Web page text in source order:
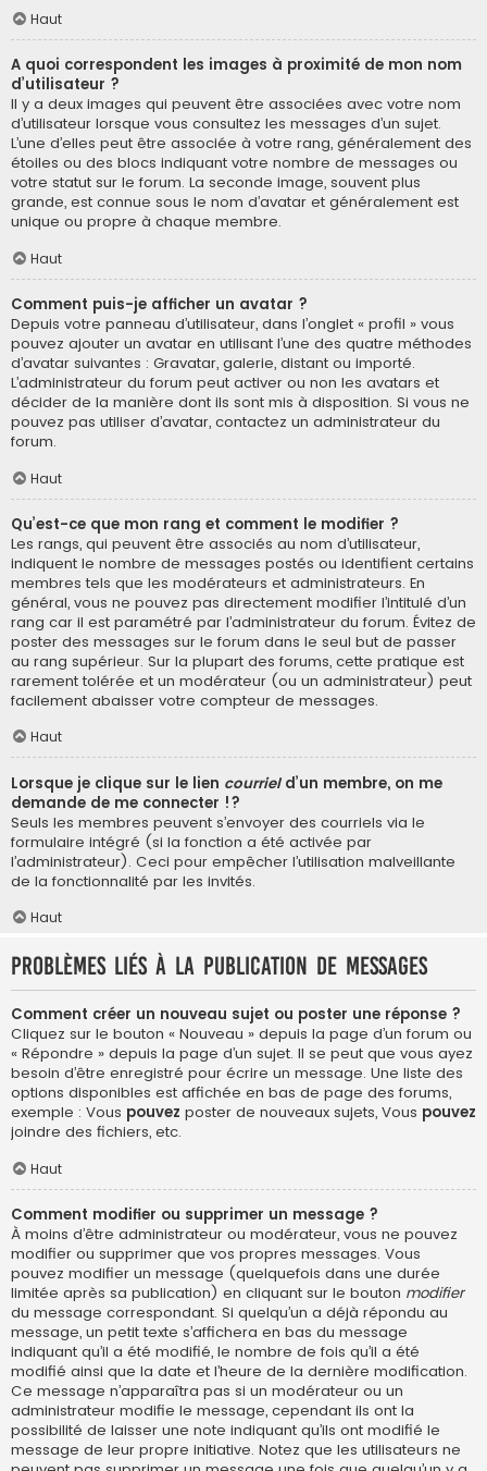
Haut
A quoi correspondent les images à proximité de mon nom
d’utilisateur ?
Il y a deux images qui peuvent être associées avec votre nom
d’utilisateur lorsque vous consultez les messages d’un sujet.
L’une d’elles peut être associée à votre rang, généralement des
étoiles ou des blocs indiquant votre nombre de messages ou
votre statut sur le forum. La seconde image, souvent plus
grande, est connue sous le nom d’avatar et généralement est
unique ou propre à chaque membre.
Haut
Comment puis-je afficher un avatar ?
Depuis votre panneau d’utilisateur, dans l’onglet « profil » vous
pouvez ajouter un avatar en utilisant l’une des quatre méthodes
d’avatar suivantes : Gravatar, galerie, distant ou importé.
L’administrateur du forum peut activer ou non les avatars et
décider de la manière dont ils sont mis à disposition. Si vous ne
pouvez pas utiliser d’avatar, contactez un administrateur du
forum.
Haut
Qu’est-ce que mon rang et comment le modifier ?
Les rangs, qui peuvent être associés au nom d’utilisateur,
indiquent le nombre de messages postés ou identifient certains
membres tels que les modérateurs et administrateurs. En
général, vous ne pouvez pas directement modifier l’intitulé d’un
rang car il est paramétré par l’administrateur du forum. Évitez de
poster des messages sur le forum dans le seul but de passer
au rang supérieur. Sur la plupart des forums, cette pratique est
rarement tolérée et un modérateur (ou un administrateur) peut
facilement abaisser votre compteur de messages.
Haut
Lorsque je clique sur le lien courrield’un membre, on me
demande de me connecter !?
Seuls les membres peuvent s’envoyer des courriels via le
formulaire intégré (si la fonction a été activée par
l’administrateur). Ceci pour empêcher l’utilisation malveillante
de la fonctionnalité par les invités.
Haut
Problèmes liés à la publication de messages
Comment créer un nouveau sujet ou poster une réponse ?
Cliquez sur le bouton « Nouveau » depuis la page d’un forum ou
« Répondre » depuis la page d’un sujet. Il se peut que vous ayez
besoin d’être enregistré pour écrire un message. Une liste des
options disponibles est affichée en bas de page des forums,
exemple : Vous pouvez poster de nouveaux sujets, Vous pouvez
joindre des fichiers, etc.
Haut
Comment modifier ou supprimer un message ?
À moins d’être administrateur ou modérateur, vous ne pouvez
modifier ou supprimer que vos propres messages. Vous
pouvez modifier un message (quelquefois dans une durée
limitée après sa publication) en cliquant sur le bouton modifier
du message correspondant. Si quelqu’un a déjà répondu au
message, un petit texte s’affichera en bas du message
indiquant qu’il a été modifié, le nombre de fois qu’il a été
modifié ainsi que la date et l’heure de la dernière modification.
Ce message n’apparaîtra pas si un modérateur ou un
administrateur modifie le message, cependant ils ont la
possibilité de laisser une note indiquant qu’ils ont modifié le
message de leur propre initiative. Notez que les utilisateurs ne